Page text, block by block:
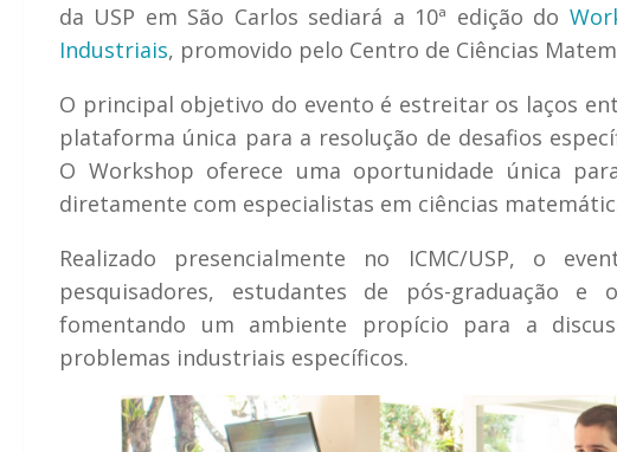
da USP em São Carlos sediará a 10ª edição do
Industriais, promovido pelo Centro de Ciências
O principal objetivo do evento é estreitar os laços
plataforma única para a resolução de desafios
O Workshop oferece uma oportunidade única
diretamente com especialistas em ciências
Realizado presencialmente no ICMC/USP, o
pesquisadores, estudantes de pós-graduação e
fomentando um ambiente propício para a
problemas industriais específicos.